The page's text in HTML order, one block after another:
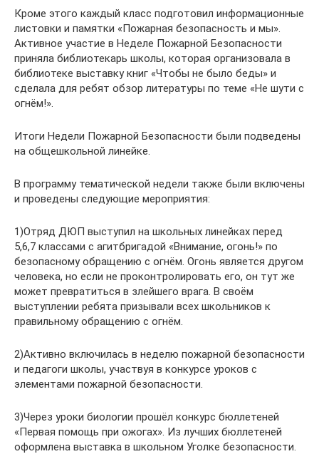
Кроме этого каждый класс подготовил информационные
листовки и памятки «Пожарная безопасность и мы».
Активное участие в Неделе Пожарной Безопасности
приняла библиотекарь школы, которая организовала в
библиотеке выставку книг «Чтобы не было беды» и
сделала для ребят обзор литературы по теме «Не шути с
огнём!».
Итоги Недели Пожарной Безопасности были подведены
на общешкольной линейке.
В программу тематической недели также были включены
и проведены следующие мероприятия:
1)Отряд ДЮП выступил на школьных линейках перед
5,6,7 классами с агитбригадой «Внимание, огонь!» по
безопасному обращению с огнём. Огонь является другом
человека, но если не проконтролировать его, он тут же
может превратиться в злейшего врага. В своём
выступлении ребята призывали всех школьников к
правильному обращению с огнём.
2)Активно включилась в неделю пожарной безопасности
и педагоги школы, участвуя в конкурсе уроков с
элементами пожарной безопасности.
3)Через уроки биологии прошёл конкурс бюллетеней
«Первая помощь при ожогах». Из лучших бюллетеней
оформлена выставка в школьном Уголке безопасности.